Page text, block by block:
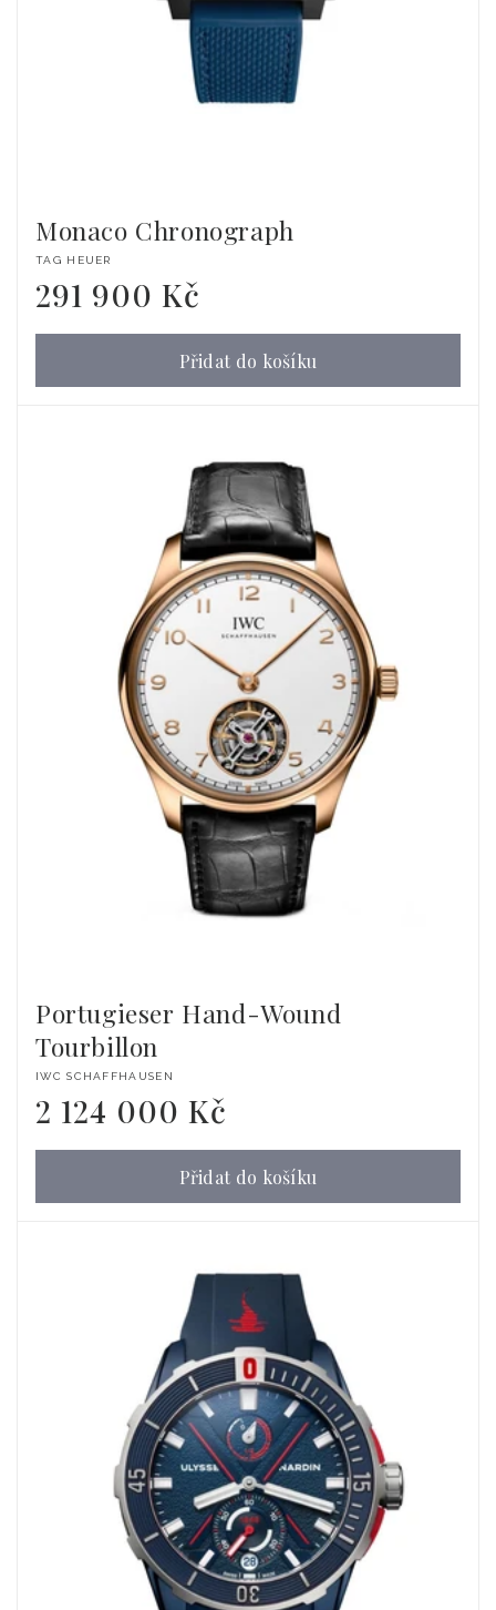
Monaco Chronograph
Dodavatel:
TAG HEUER
Běžná
cena
291 900 Kč
Přidat do košíku
Portugieser Hand-Wound
Tourbillon
Dodavatel:
IWC SCHAFFHAUSEN
Běžná
cena
2 124 000 Kč
Přidat do košíku